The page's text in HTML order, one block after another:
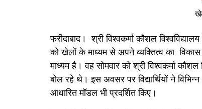
फरीदाबाद। श्री विश्वकर्मा कौशल
को खेलों के माध्यम से अपने व्यक्तित्व का विकास
माध्यम है। वह सोमवार को श्री विश्वकर्मा
बोल रहे थे। इस अवसर पर विद्यार्थियों ने
आधारित मॉडल भी प्रदर्शित किए।